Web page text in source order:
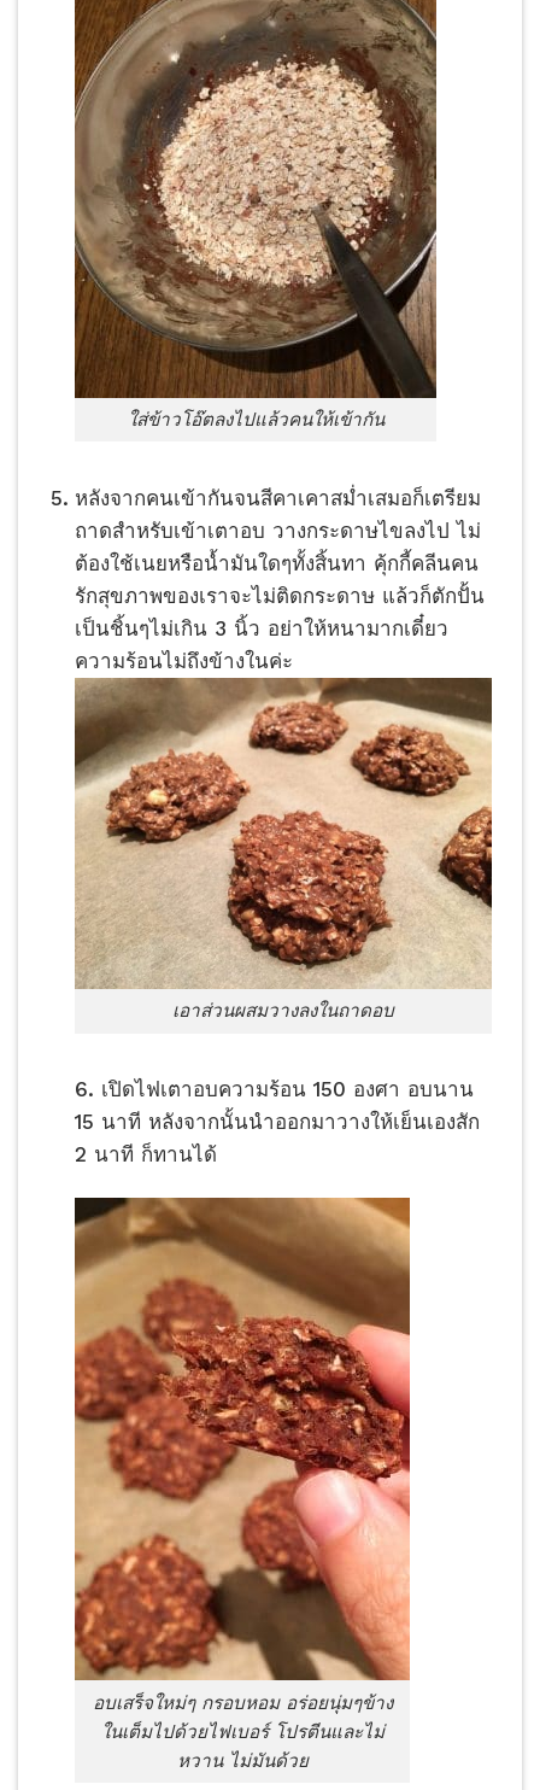
ใส่ข้าวโอ๊ตลงไปแล้วคนให้เข้ากัน
หลังจากคนเข้ากันจนสีคาเคาสม่ำเสมอก็เตรียม
ถาดสำหรับเข้าเตาอบ วางกระดาษไขลงไป ไม่
ต้องใช้เนยหรือน้ำมันใดๆทั้งสิ้นทา คุ้กกี้คลีนคน
รักสุขภาพของเราจะไม่ติดกระดาษ แล้วก็ตักปั้น
เป็นชิ้นๆไม่เกิน 3 นิ้ว อย่าให้หนามากเดี๋ยว
ความร้อนไม่ถึงข้างในค่ะ
เอาส่วนผสมวางลงในถาดอบ
6. เปิดไฟเตาอบความร้อน 150 องศา อบนาน
15 นาที หลังจากนั้นนำออกมาวางให้เย็นเองสัก
2 นาที ก็ทานได้
อบเสร็จใหม่ๆ กรอบหอม อร่อยนุ่มๆข้าง
ในเต็มไปด้วยไฟเบอร์ โปรตีนและไม่
หวาน ไม่มันด้วย